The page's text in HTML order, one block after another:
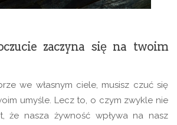
zaczyna się na twoim
we własnym ciele, musisz czuć się
umyśle. Lecz to, o czym zwykle nie
że nasza żywność wpływa na nasz